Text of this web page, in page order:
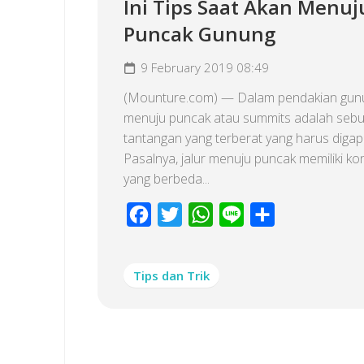
Ini Tips Saat Akan
Puncak Gunung
9 February 2019 08:49
(Mounture.com) — Dalam pendakian
menuju puncak atau summits adalah
tantangan yang terberat yang harus
Pasalnya, jalur menuju puncak memiliki
yang berbeda...
Facebook
Twitter WhatsApp
Line
Tips dan Trik